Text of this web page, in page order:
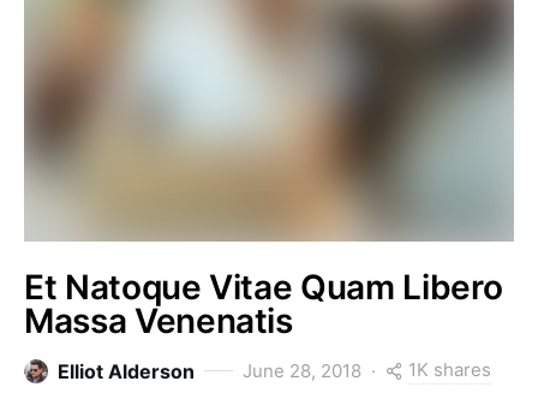
Et Natoque Vitae Quam Libero
Massa Venenatis
Elliot Alderson June 28, 2018 1K shares